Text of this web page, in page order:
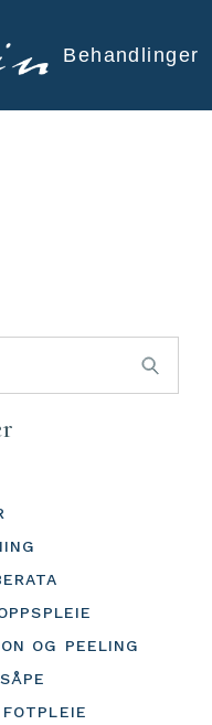
Behandlinger
OG PEELING